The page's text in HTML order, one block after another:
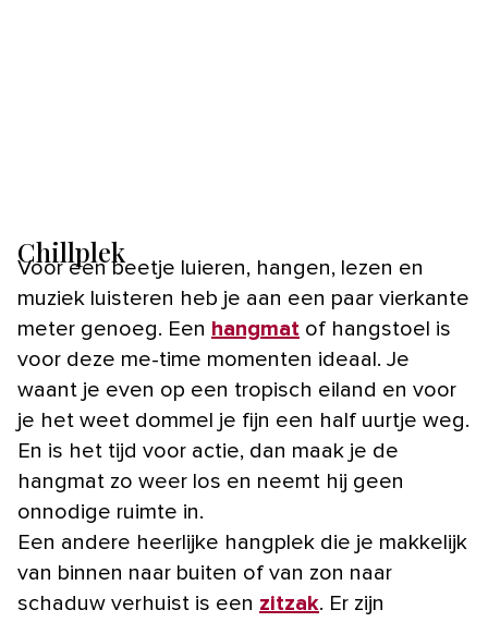
Chillplek
Voor een beetje luieren, hangen, lezen en
muziek luisteren heb je aan een paar vierkante
meter genoeg. Een hangmat of hangstoel is
voor deze me-time momenten ideaal. Je
waant je even op een tropisch eiland en voor
je het weet dommel je fijn een half uurtje weg.
En is het tijd voor actie, dan maak je de
hangmat zo weer los en neemt hij geen
onnodige ruimte in.
Een andere heerlijke hangplek die je makkelijk
van binnen naar buiten of van zon naar
schaduw verhuist is een zitzak. Er zijn